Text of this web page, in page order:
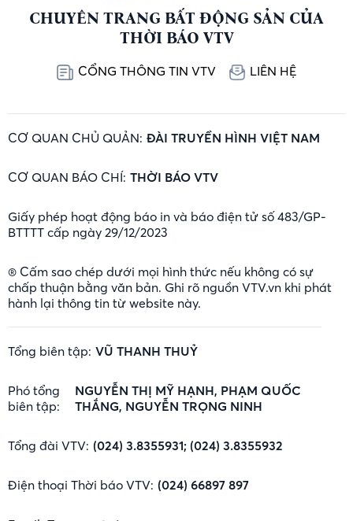
CHUYÊN TRANG BẤT ĐỘNG SẢN CỦA
THỜI BÁO VTV
CỔNG THÔNG TIN VTV LIÊN HỆ
CƠ QUAN CHỦ QUẢN: ĐÀI TRUYỀN HÌNH VIỆT NAM
CƠ QUAN BÁO CHÍ: THỜI BÁO VTV
Giấy phép hoạt động báo in và báo điện tử số 483/GP-
BTTTT cấp ngày 29/12/2023
® Cấm sao chép dưới mọi hình thức nếu không có sự
chấp thuận bằng văn bản. Ghi rõ nguồn VTV.vn khi phát
hành lại thông tin từ website này.
Tổng biên tập: VŨ THANH THUỶ
Phó tổng
biên tập:
NGUYỄN THỊ MỸ HẠNH, PHẠM QUỐC
THẮNG, NGUYỄN TRỌNG NINH
Tổng đài VTV: (024) 3.8355931; (024) 3.8355932
Điện thoại Thời báo VTV: (024) 66897 897